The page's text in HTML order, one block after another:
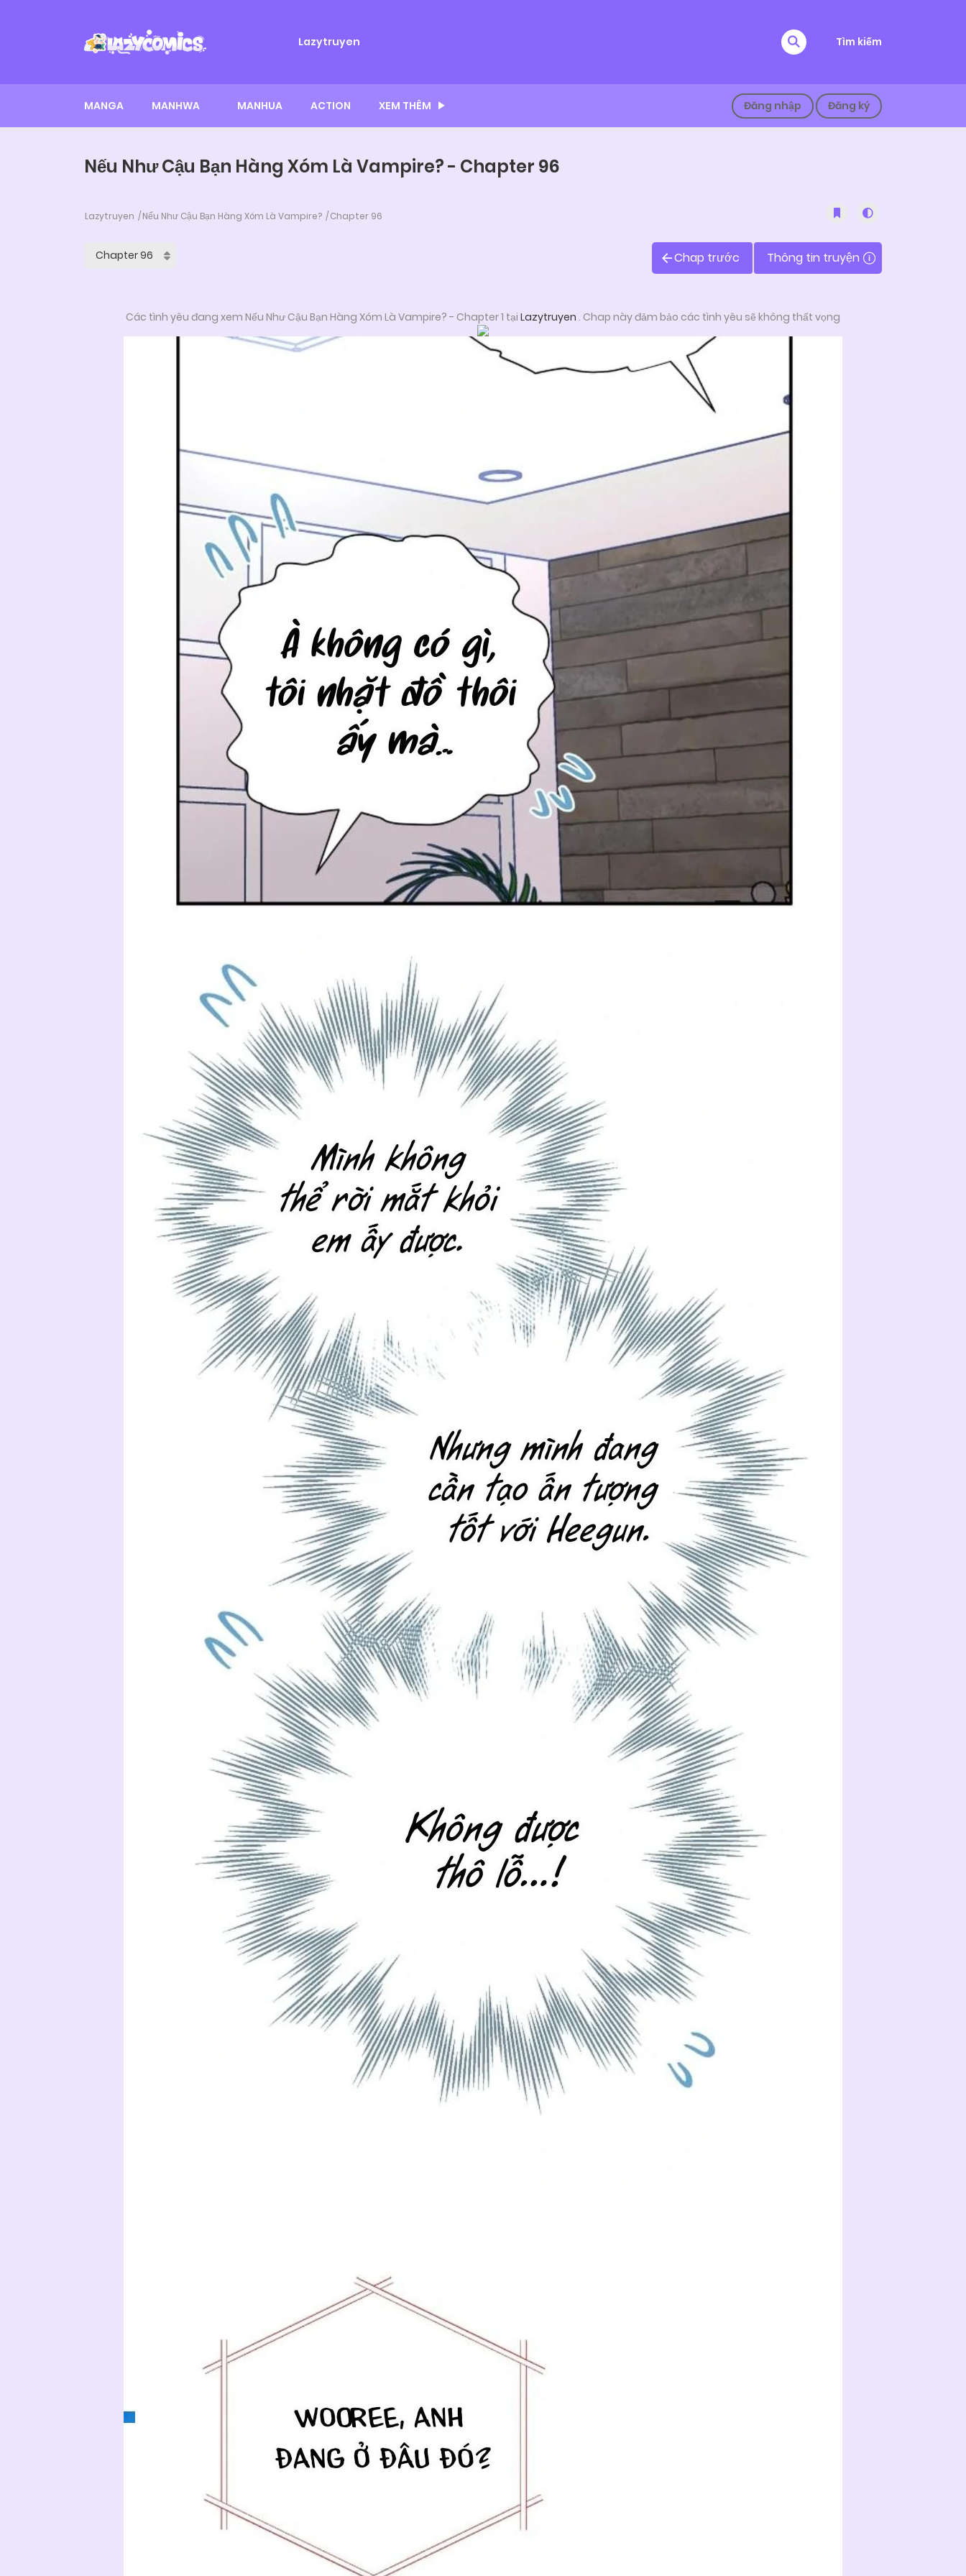
Lazytruyen Tìm kiếm
MANGA MANHWA MANHUA ACTION XEM THÊM Đăng nhập Đăng ký
Nếu Như Cậu Bạn Hàng Xóm Là Vampire? - Chapter 96
Lazytruyen Nếu Như Cậu Bạn Hàng Xóm Là Vampire? Chapter 96
Chap trước Thông tin truyện
Các tình yêu đang xem Nếu Như Cậu Bạn Hàng Xóm Là Vampire? - Chapter 1 tại Lazytruyen . Chap này đảm bảo các tình yêu sẽ không thất vọng